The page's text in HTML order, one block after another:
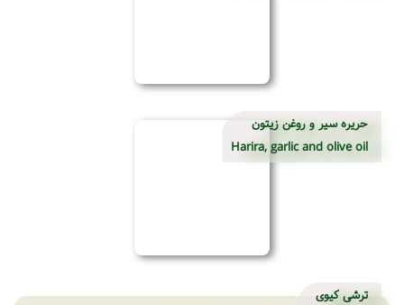
حریره سیر و روغن زیتون
Harira, garlic and olive oil
ترشی کیوی